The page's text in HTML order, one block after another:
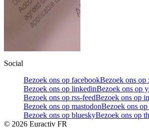
Social
Bezoek ons op facebookBezoek ons op
Bezoek ons op linkedinBezoek ons op
Bezoek ons op rss-feedBezoek ons op
Bezoek ons op mastodonBezoek ons
Bezoek ons op blueskyBezoek ons op
© 2026 Euractiv FR